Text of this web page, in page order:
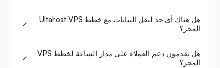
هل هناك أي حد لنقل البيانات مع خطط Ultahost VPS
المجر؟
هل تقدمون دعم العملاء على مدار الساعة لخطط VPS
المجر؟